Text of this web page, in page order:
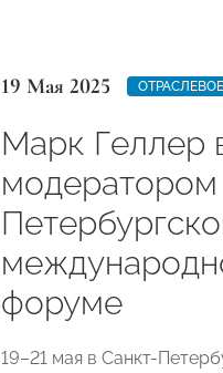
19 Мая 2025
Марк Геллер
модератором
форуме
19–21 мая в Санкт-